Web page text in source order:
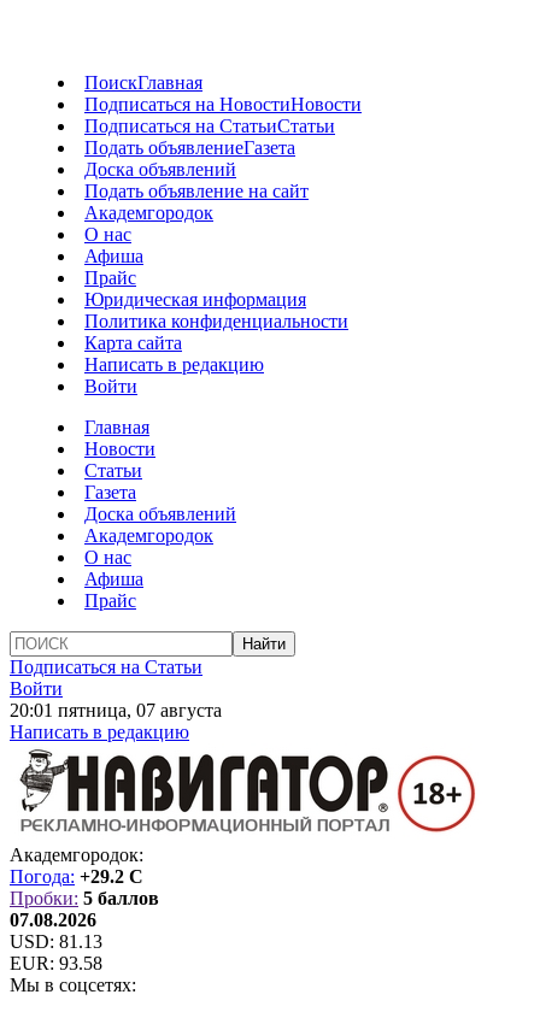
ПоискГлавная
Подписаться на НовостиНовости
Подписаться на СтатьиСтатьи
Подать объявлениеГазета
Доска объявлений
Подать объявление на сайт
Академгородок
О нас
Афиша
Прайс
Юридическая информация
Политика конфиденциальности
Карта сайта
Написать в редакцию
Войти
Главная
Новости
Статьи
Газета
Доска объявлений
Академгородок
О нас
Афиша
Прайс
Подписаться на Статьи
Войти
20:01 пятница, 07 августа
Написать в редакцию
Академгородок:
Погода: +29.2 C
Пробки: 5 баллов
07.08.2026
USD: 81.13
EUR: 93.58
Мы в соцсетях: